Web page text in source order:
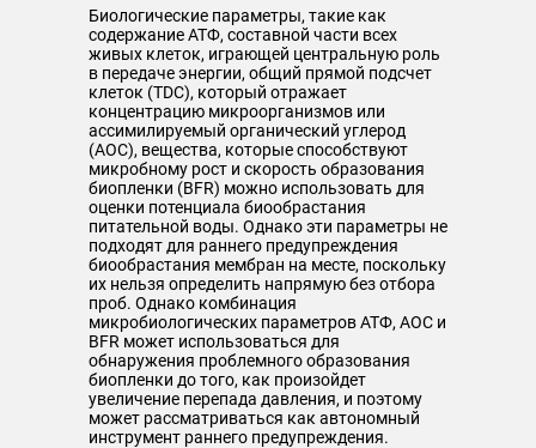
Биологические параметры, такие как
содержание АТФ, составной части всех
живых клеток, играющей центральную роль
в передаче энергии, общий прямой подсчет
клеток (TDC), который отражает
концентрацию микроорганизмов или
ассимилируемый органический углерод
(AOC), вещества, которые способствуют
микробному рост и скорость образования
биопленки (BFR) можно использовать для
оценки потенциала биообрастания
питательной воды. Однако эти параметры не
подходят для раннего предупреждения
биообрастания мембран на месте, поскольку
их нельзя определить напрямую без отбора
проб. Однако комбинация
микробиологических параметров АТФ, АОС и
BFR может использоваться для
обнаружения проблемного образования
биопленки до того, как произойдет
увеличение перепада давления, и поэтому
может рассматриваться как автономный
инструмент раннего предупреждения.